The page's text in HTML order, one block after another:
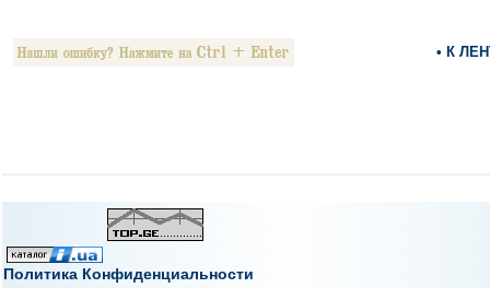
• К
Политика Конфиденциальности